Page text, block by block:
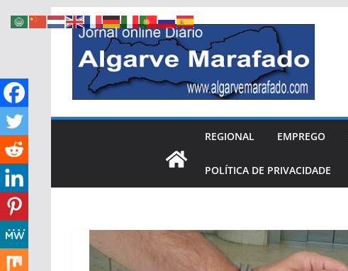
Skip
content
REGIONAL EMPREGO
POLÍTICA DE PRIVACIDADE